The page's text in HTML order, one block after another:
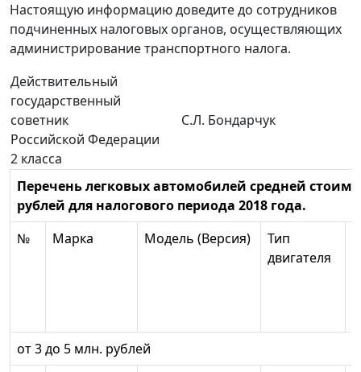
Настоящую информацию доведите до сотрудников
подчиненных налоговых органов, осуществляющих
администрирование транспортного налога.
Действительный
государственный
советник
Российской Федерации
2 класса
С.Л. Бондарчук
Перечень легковых автомобилей средней
рублей для налогового периода 2018 года.
№
Марка Модель (Версия)
Тип
двигателя
от 3 до 5 млн. рублей